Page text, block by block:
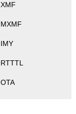
XMF
MXMF
IMY
RTTTL
OTA